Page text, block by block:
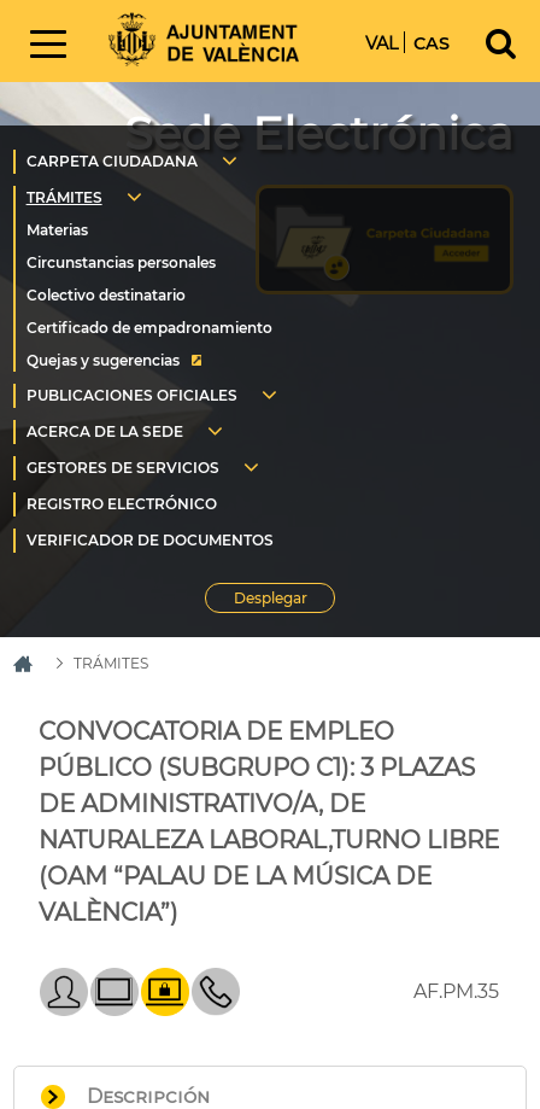
VAL CAS
Sede Electrónica
Quejas y sugerencias
TRÁMITES
CONVOCATORIA DE EMPLEO
PÚBLICO (SUBGRUPO C1): 3 PLAZAS
DE ADMINISTRATIVO/A, DE
NATURALEZA LABORAL,TURNO LIBRE
(OAM “PALAU DE LA MÚSICA DE
VALÈNCIA”)
AF.PM.35
Descripción